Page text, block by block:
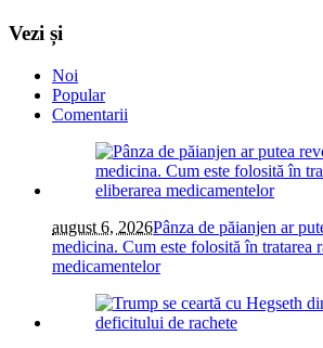
Vezi și
Noi
Popular
Comentarii
august 6, 2026Pânza de păianjen ar
medicina. Cum este folosită în tratarea
medicamentelor